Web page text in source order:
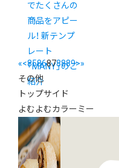
でたくさんの
商品をアピー
ル！ 新テンプ
レート
「MANY」のご
紹介
«<8586878889>»
その他
トップサイド
よむよむカラーミー